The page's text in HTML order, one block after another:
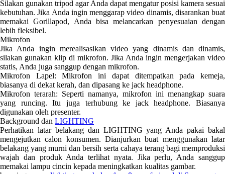
Silakan gunakan tripod agar Anda dapat mengatur posisi kamera sesuai
kebutuhan. Jika Anda ingin menggarap video dinamis, disarankan buat
memakai Gorillapod, Anda bisa melancarkan penyesuaian dengan
lebih fleksibel.
Mikrofon
Jika Anda ingin merealisasikan video yang dinamis dan dinamis,
silakan gunakan klip di mikrofon. Jika Anda ingin mengerjakan video
statis, Anda juga sanggup dengan mikrofon.
Mikrofon Lapel: Mikrofon ini dapat ditempatkan pada kemeja,
biasanya di dekat kerah, dan dipasang ke jack headphone.
Mikrofon terarah: Seperti namanya, mikrofon ini menangkap suara
yang runcing. Itu juga terhubung ke jack headphone. Biasanya
digunakan oleh presenter.
Background dan LIGHTING
Perhatikan latar belakang dan LIGHTING yang Anda pakai bakal
mengejutkan calon konsumen. Dianjurkan buat menggunakan latar
belakang yang murni dan bersih serta cahaya terang bagi memproduksi
wajah dan produk Anda terlihat nyata. Jika perlu, Anda sanggup
memakai lampu cincin kepada meningkatkan kualitas gambar.